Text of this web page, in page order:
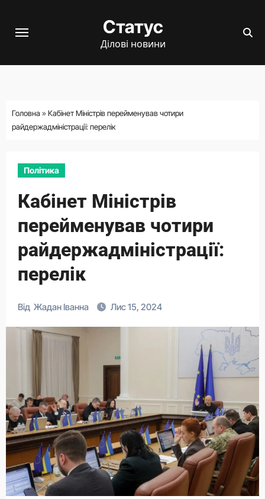
Статус
Ділові новини
Головна » Кабінет Міністрів перейменував чотири
райдержадміністрації: перелік
Політика
Кабінет Міністрів
перейменував чотири
райдержадміністрації:
перелік
Від Жадан Іванна Лис 15, 2024